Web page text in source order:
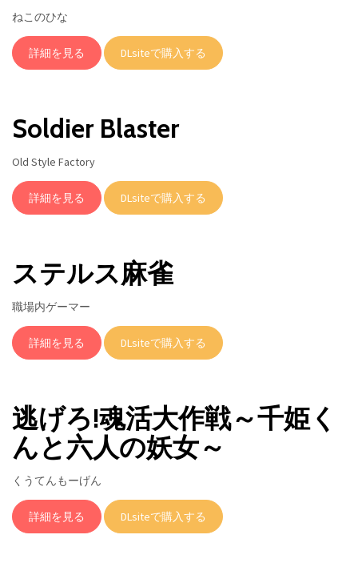
ねこのひな
詳細を見る DLsiteで購入する
Soldier Blaster
Old Style Factory
詳細を見る DLsiteで購入する
ステルス麻雀
職場内ゲーマー
詳細を見る DLsiteで購入する
逃げろ!魂活大作戦～千姫く
んと六人の妖女～
くうてんもーげん
詳細を見る DLsiteで購入する